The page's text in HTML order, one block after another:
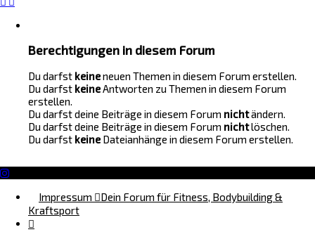
Berechtigungen in diesem Forum
Du darfst keineneuen Themen in diesem Forum erstellen.
Du darfst keineAntworten zu Themen in diesem Forum
erstellen.
Du darfst deine Beiträge in diesem Forum nichtändern.
Du darfst deine Beiträge in diesem Forum nichtlöschen.
Du darfst keine Dateianhänge in diesem Forum erstellen.
Impressum
Dein Forum für Fitness, Bodybuilding &
Kraftsport